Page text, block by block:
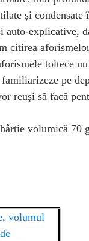
și
explicative,
citirea
toltece
pe
reuși să facă
volumică 70